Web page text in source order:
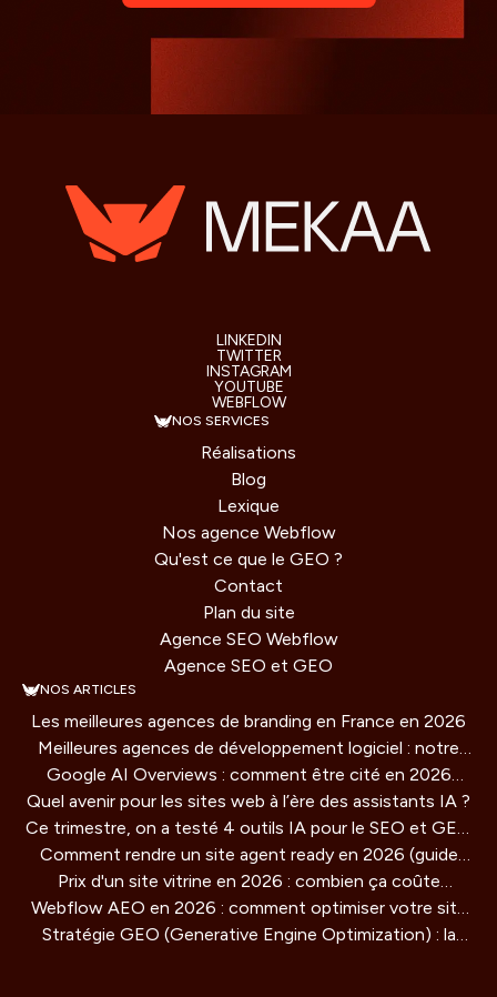
LINKEDIN
TWITTER
INSTAGRAM
YOUTUBE
WEBFLOW
NOS SERVICES
Réalisations
Blog
Lexique
Nos agence Webflow
Qu'est ce que le GEO ?
Contact
Plan du site
Agence SEO Webflow
Agence SEO et GEO
NOS ARTICLES
Les meilleures agences de branding en France en 2026
Meilleures agences de développement logiciel : notre
comparatif 2026
Google AI Overviews : comment être cité en 2026
(guide concret)
Quel avenir pour les sites web à l’ère des assistants IA ?
Ce trimestre, on a testé 4 outils IA pour le SEO et GEO
: verdict honnête
Comment rendre un site agent ready en 2026 (guide
technique)
Prix d'un site vitrine en 2026 : combien ça coûte
vraiment ?
Webflow AEO en 2026 : comment optimiser votre site
pour être cité par les moteurs IA
Stratégie GEO (Generative Engine Optimization) : la